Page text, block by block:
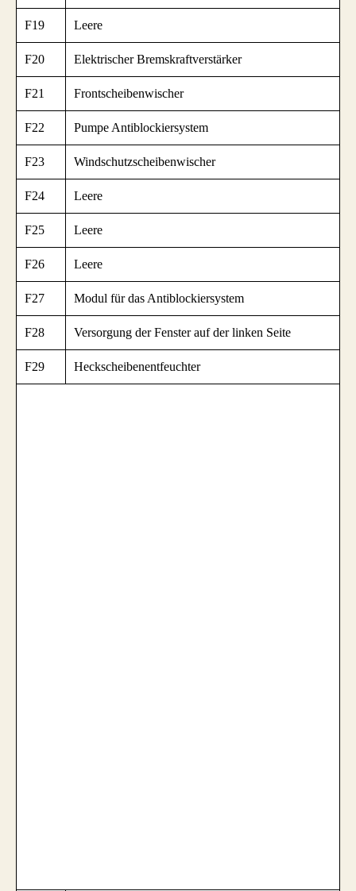
F19 Leere
F20 Elektrischer Bremskraftverstärker
F21 Frontscheibenwischer
F22 Pumpe Antiblockiersystem
F23 Windschutzscheibenwischer
F24 Leere
F25 Leere
F26 Leere
F27 Modul für das Antiblockiersystem
F28 Versorgung der Fenster auf der linken Seite
F29 Heckscheibenentfeuchter